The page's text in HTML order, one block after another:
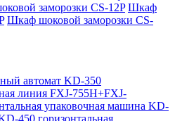
заморозки CS-12P Шкаф
Шкаф шоковой заморозки CS-
автомат KD-350
линия FXJ-755H+FXJ-
упаковочная машина KD-
450 горизонтальная